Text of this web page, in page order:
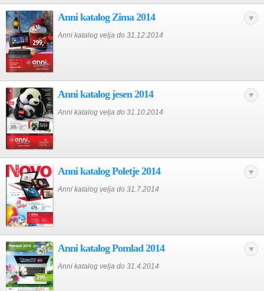
Anni katalog Zima 2014
Anni katalog velja do 31.12.2014
Anni katalog jesen 2014
Anni katalog velja do 31.10.2014
Anni katalog Poletje 2014
Anni katalog velja do 31.7.2014
Anni katalog Pomlad 2014
Anni katalog velja do 31.4.2014